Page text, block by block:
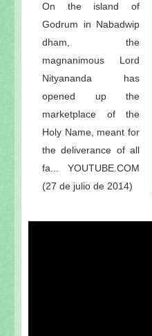
On the island of
Godrum in Nabadwip
dham, the
magnanimous Lord
Nityananda has
opened up the
marketplace of the
Holy Name, meant for
the deliverance of all
fa... YOUTUBE.COM
(27 de julio de 2014)